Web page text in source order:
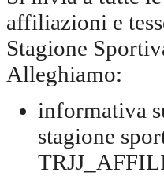
affiliazioni e
Stagione
Alleghiamo:
informativa
stagione